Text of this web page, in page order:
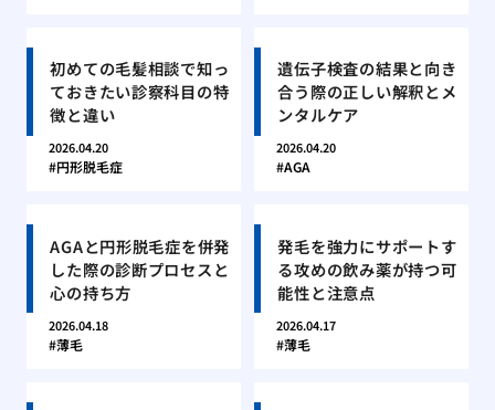
初めての毛髪相談で知っ
ておきたい診察科目の特
徴と違い
2026.04.20
円形脱毛症
遺伝子検査の結果と向き
合う際の正しい解釈とメ
ンタルケア
2026.04.20
AGA
AGAと円形脱毛症を併発
した際の診断プロセスと
心の持ち方
2026.04.18
薄毛
発毛を強力にサポートす
る攻めの飲み薬が持つ可
能性と注意点
2026.04.17
薄毛